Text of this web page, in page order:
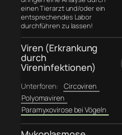
einen Tierarzt und/oder ein
entsprechendes Labor
durchführen zu lassen!
Viren (Erkrankung
durch
Vireninfektionen)
Unterforen:
Circoviren
Polyomaviren
Paramyxovirose bei Vögeln